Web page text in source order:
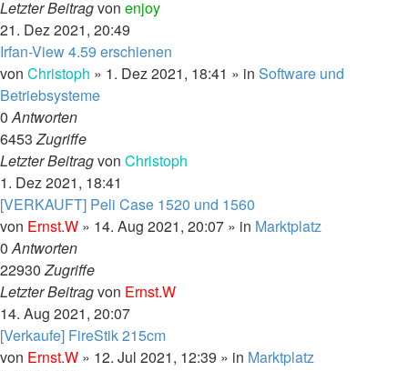
Letzter Beitragvon enjoy
21. Dez 2021, 20:49
Irfan-View 4.59 erschienen
von Christoph » 1. Dez 2021, 18:41 » in Software und
Betriebsysteme
0Antworten
6453Zugriffe
Letzter Beitragvon Christoph
1. Dez 2021, 18:41
[VERKAUFT] Peli Case 1520 und 1560
von Ernst.W » 14. Aug 2021, 20:07 » in Marktplatz
0Antworten
22930Zugriffe
Letzter Beitragvon Ernst.W
14. Aug 2021, 20:07
[Verkaufe] FireStik 215cm
von Ernst.W » 12. Jul 2021, 12:39 » in Marktplatz